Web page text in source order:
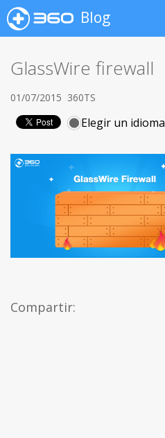
Blog
GlassWire firewall
01/07/2015 360TS
Elegir un idioma
Compartir: